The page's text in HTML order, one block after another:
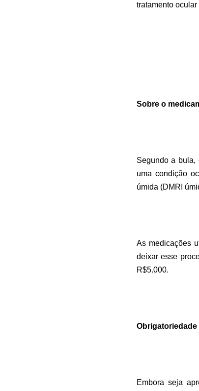
tratamento
Sobre o
Segundo a bula,
uma condição
úmida (DMRI
As medicações
deixar esse
R$5.000.
Embora seja